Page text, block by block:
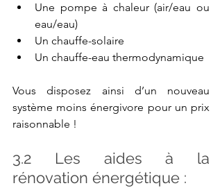
Une pompe à chaleur (air/eau ou
eau/eau)
Un chauffe-solaire
Un chauffe-eau thermodynamique
Vous disposez ainsi d’un nouveau
système moins énergivore pour un prix
raisonnable !
3.2 Les aides à la
rénovation énergétique :